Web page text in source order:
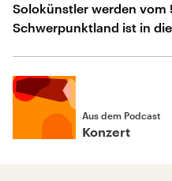
Solokünstler werden vom
Schwerpunktland ist in
Aus dem Podcast
Konzert